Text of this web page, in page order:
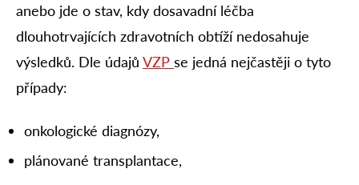
anebo jde o stav, kdy dosavadní léčba
dlouhotrvajících zdravotních obtíží nedosahuje
výsledků. Dle údajů VZP se jedná nejčastěji o tyto
případy:
onkologické diagnózy,
plánované transplantace,